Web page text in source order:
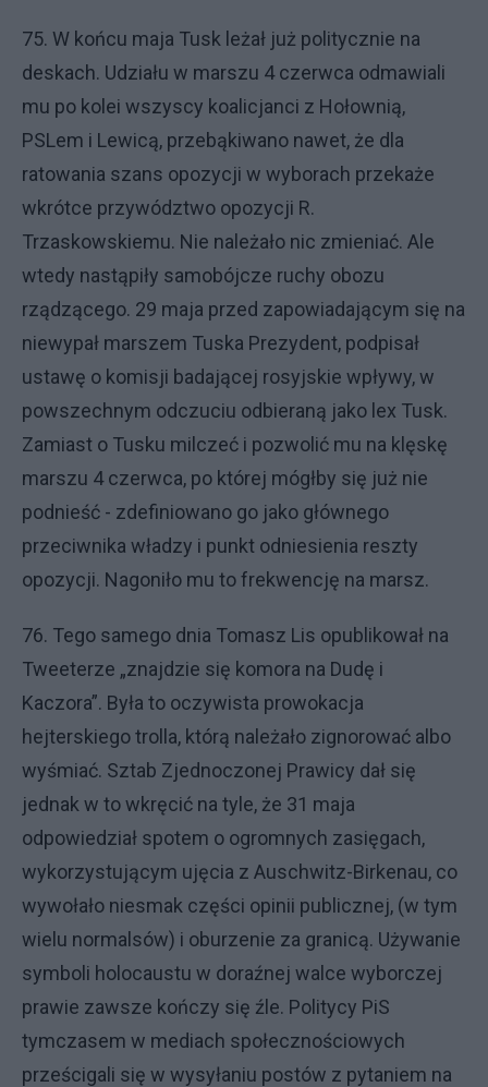
75. W końcu maja Tusk leżał już politycznie na
deskach. Udziału w marszu 4 czerwca odmawiali
mu po kolei wszyscy koalicjanci z Hołownią,
PSLem i Lewicą, przebąkiwano nawet, że dla
ratowania szans opozycji w wyborach przekaże
wkrótce przywództwo opozycji R.
Trzaskowskiemu. Nie należało nic zmieniać. Ale
wtedy nastąpiły samobójcze ruchy obozu
rządzącego. 29 maja przed zapowiadającym się na
niewypał marszem Tuska Prezydent, podpisał
ustawę o komisji badającej rosyjskie wpływy, w
powszechnym odczuciu odbieraną jako lex Tusk.
Zamiast o Tusku milczeć i pozwolić mu na klęskę
marszu 4 czerwca, po której mógłby się już nie
podnieść - zdefiniowano go jako głównego
przeciwnika władzy i punkt odniesienia reszty
opozycji. Nagoniło mu to frekwencję na marsz.
76. Tego samego dnia Tomasz Lis opublikował na
Tweeterze „znajdzie się komora na Dudę i
Kaczora”. Była to oczywista prowokacja
hejterskiego trolla, którą należało zignorować albo
wyśmiać. Sztab Zjednoczonej Prawicy dał się
jednak w to wkręcić na tyle, że 31 maja
odpowiedział spotem o ogromnych zasięgach,
wykorzystującym ujęcia z Auschwitz-Birkenau, co
wywołało niesmak części opinii publicznej, (w tym
wielu normalsów) i oburzenie za granicą. Używanie
symboli holocaustu w doraźnej walce wyborczej
prawie zawsze kończy się źle. Politycy PiS
tymczasem w mediach społecznościowych
prześcigali się w wysyłaniu postów z pytaniem na